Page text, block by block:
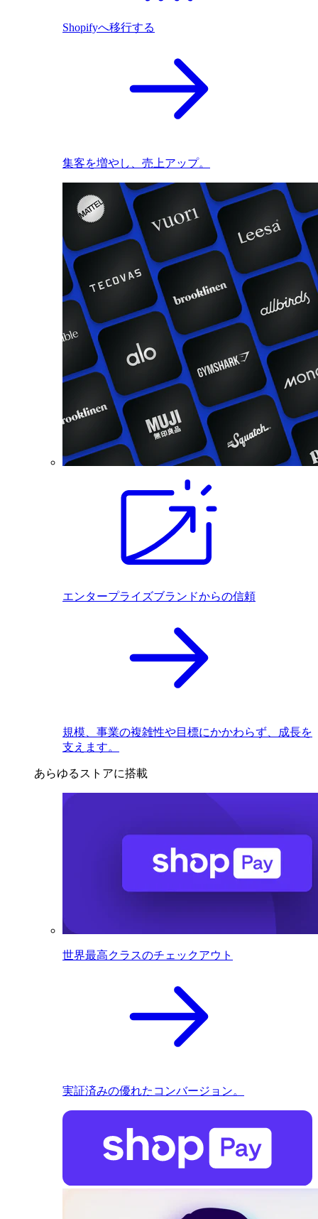
Shopifyへ移行する
集客を増やし、売上アップ。
エンタープライズブランドからの信頼
規模、事業の複雑性や目標にかかわらず、成長を
支えます。
あらゆるストアに搭載
世界最高クラスのチェックアウト
実証済みの優れたコンバージョン。